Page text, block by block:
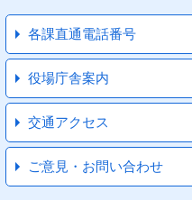
各課直通電話番号
役場庁舎案内
交通アクセス
ご意見・お問い合わせ